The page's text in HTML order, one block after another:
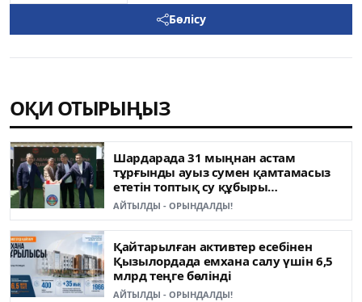
Бөлісу
ОҚИ ОТЫРЫҢЫЗ
Шардарада 31 мыңнан астам
тұрғынды ауыз сумен қамтамасыз
ететін топтық су құбыры
пайдалануға берілді
АЙТЫЛДЫ - ОРЫНДАЛДЫ!
Қайтарылған активтер есебінен
Қызылордада емхана салу үшін 6,5
млрд теңге бөлінді
АЙТЫЛДЫ - ОРЫНДАЛДЫ!